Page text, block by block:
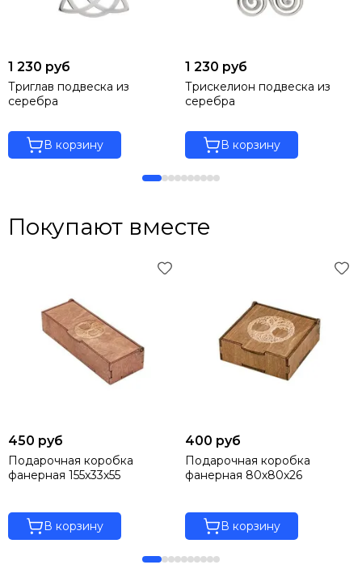
1 230 руб
Триглав подвеска из
серебра
В корзину
1 230 руб
Трискелион подвеска из
серебра
В корзину
Покупают вместе
450 руб
Подарочная коробка
фанерная 155х33х55
В корзину
400 руб
Подарочная коробка
фанерная 80х80х26
В корзину